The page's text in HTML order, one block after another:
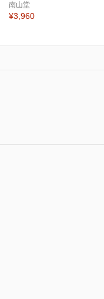
南山堂
¥3,960